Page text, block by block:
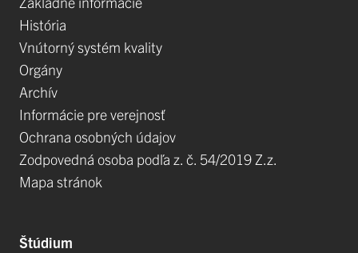
História
Vnútorný systém kvality
Orgány
Archív
Informácie pre verejnosť
Ochrana osobných údajov
Zodpovedná osoba podľa z. č. 54/2019 Z.z.
Mapa stránok
Štúdium